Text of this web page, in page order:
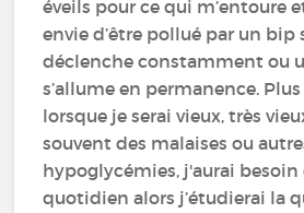
éveils pour ce qui m’entoure
envie d’être pollué par un bip
déclenche constamment ou
s’allume en permanence.
lorsque je serai vieux, très
souvent des malaises ou
hypoglycémies, j'aurai besoin
quotidien alors j’étudierai la